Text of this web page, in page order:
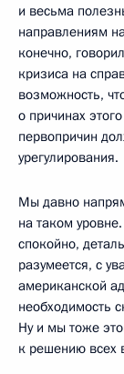
и весьма
направлениям
конечно,
кризиса на
возможность,
о причинах
первопричин
урегулирования.
Мы давно
на таком
спокойно,
разумеется, с
американской
необходимость
Ну и мы тоже
к решению всех